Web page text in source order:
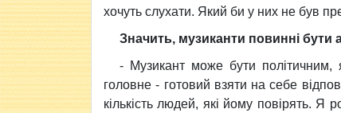
хочуть слухати. Який би у них не був
Значить, музиканти повинні бути
- Музикант може бути політичним,
головне - готовий взяти на себе
кількість людей, які йому повірять.